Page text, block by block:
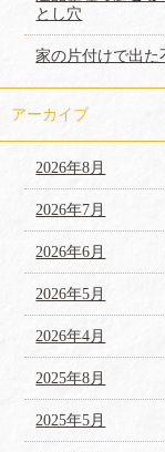
とし穴
家の片付けで出た
アーカイブ
2026年8月
2026年7月
2026年6月
2026年5月
2026年4月
2025年8月
2025年5月